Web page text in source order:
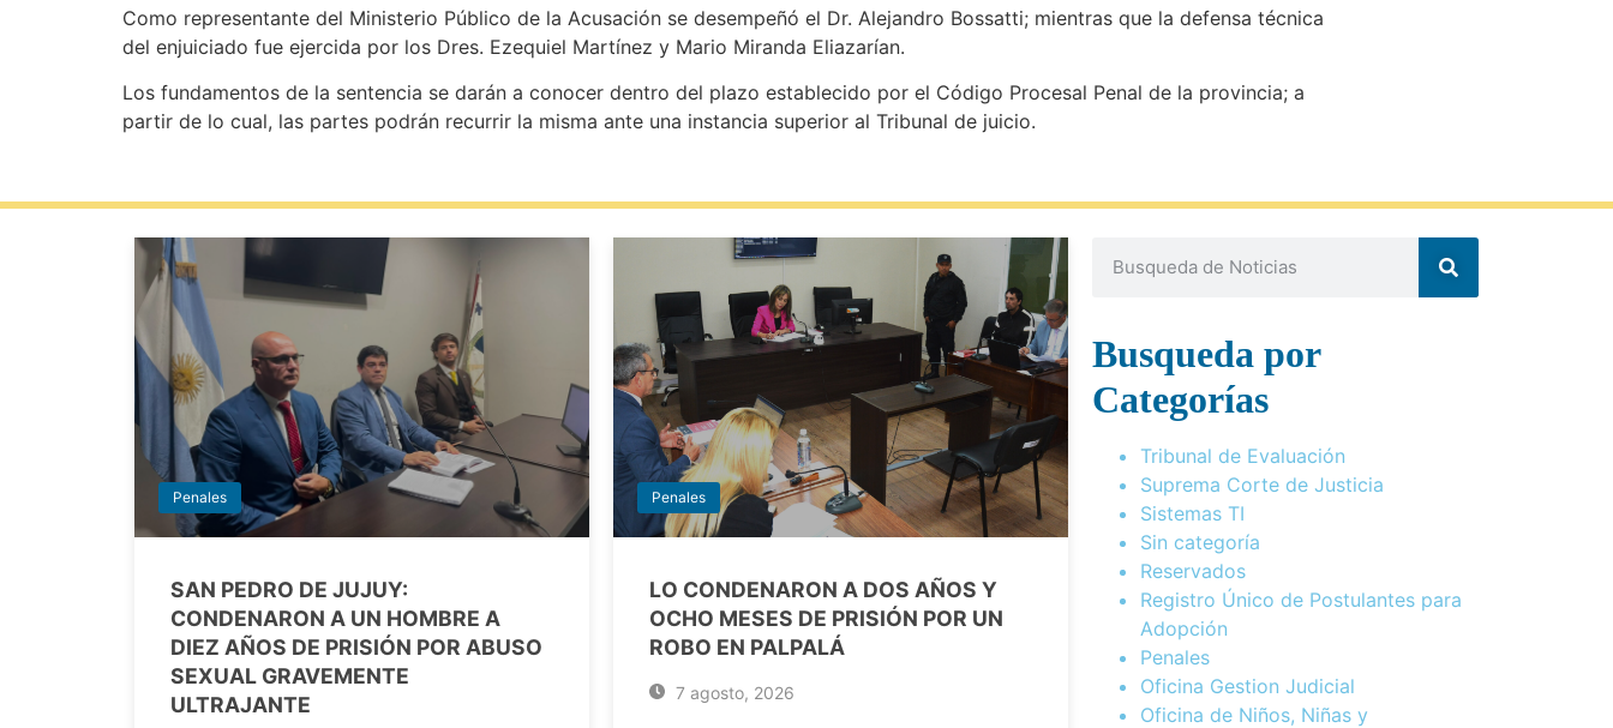
Como representante del Ministerio Público de la Acusación se desempeñó el Dr. Alejandro Bossatti; mientras que la defensa técnica
del enjuiciado fue ejercida por los Dres. Ezequiel Martínez y Mario Miranda Eliazarían.
Los fundamentos de la sentencia se darán a conocer dentro del plazo establecido por el Código Procesal Penal de la provincia; a
partir de lo cual, las partes podrán recurrir la misma ante una instancia superior al Tribunal de juicio.
Penales
SAN PEDRO DE JUJUY:
CONDENARON A UN HOMBRE A
DIEZ AÑOS DE PRISIÓN POR ABUSO
SEXUAL GRAVEMENTE
ULTRAJANTE
Penales
LO CONDENARON A DOS AÑOS Y
OCHO MESES DE PRISIÓN POR UN
ROBO EN PALPALÁ
7 agosto, 2026
Busqueda por
Categorías
Tribunal de Evaluación
Suprema Corte de Justicia
Sistemas TI
Sin categoría
Reservados
Registro Único de Postulantes para
Adopción
Penales
Oficina Gestion Judicial
Oficina de Niños, Niñas y